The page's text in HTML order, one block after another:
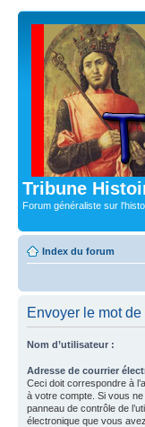
Tribune
Forum généraliste sur
Index du forum
Envoyer le mot
Nom d’utilisateur :
Adresse de courrier
Ceci doit correspondre à
à votre compte. Si vous ne
panneau de contrôle de
électronique que vous